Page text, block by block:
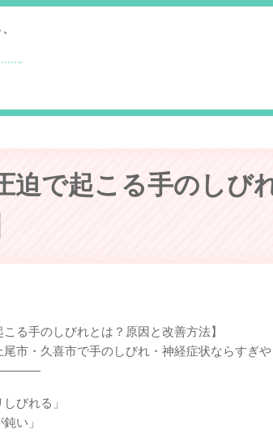
迫で起こる手のしび
こる手のしびれとは？原因と改善方法】
尾市・久喜市で手のしびれ・神経症状ならすぎ
びれる」
い」